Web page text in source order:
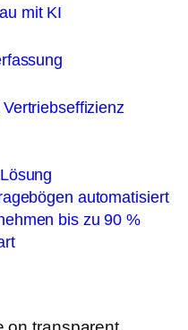
mit KI
automatisiert
bis zu 90 %